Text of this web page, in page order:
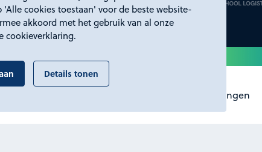
'Alle cookies toestaan' voor de beste website-
akkoord met het gebruik van al onze
cookieverklaring.
Details tonen
Certificeringen